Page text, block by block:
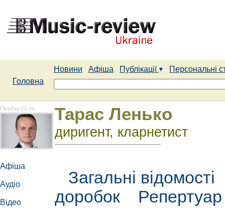
Новини Афіша Публікації
Персональні
Головна
Особистість
Афіша
Аудіо
Відео
Тарас Ленько
диригент, кларнетист
Загальні відомості
доробок